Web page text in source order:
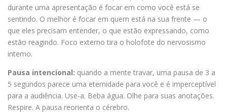
durante uma apresentação é focar em como você está se
sentindo. O melhor é focar em quem está na sua frente — o
que eles precisam entender, o que estão expressando, como
estão reagindo. Foco externo tira o holofote do nervosismo
interno.
Pausa intencional: quando a mente travar, uma pausa de 3 a
5 segundos parece uma eternidade para você e é imperceptível
para a audiência. Use-a. Beba água. Olhe para suas anotações.
Respire. A pausa reorienta o cérebro.